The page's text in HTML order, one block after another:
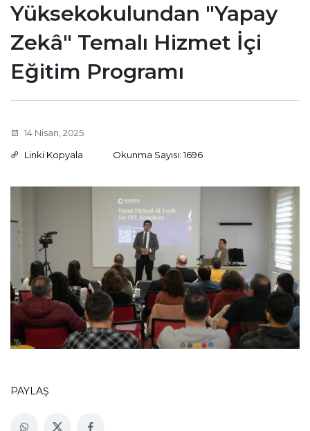
Yüksekokulundan "Yapay
Zekâ" Temalı Hizmet İçi
Eğitim Programı
14 Nisan, 2025
Linki Kopyala
Okunma Sayısı: 1696
PAYLAŞ